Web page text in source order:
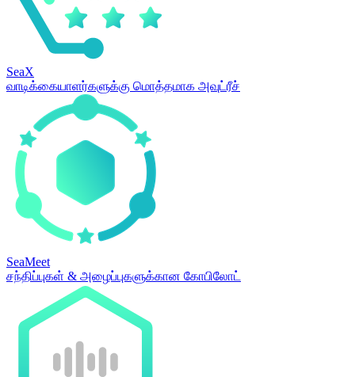
SeaX
வாடிக்கையாளர்களுக்கு மொத்தமாக அவுட்ரீச்
SeaMeet
சந்திப்புகள் & அழைப்புகளுக்கான கோபிலோட்